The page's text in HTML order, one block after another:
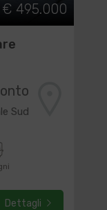
€ 495.000
Sud
Dettagli